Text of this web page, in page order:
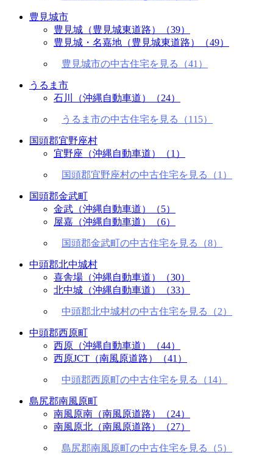
豊見城市
豊見城（豊見城東道路）
（39）
豊見城・名嘉地（豊見城東道路）
（49）
豊見城市の中古住宅を見る（41）
うるま市
石川（沖縄自動車道）
（24）
うるま市の中古住宅を見る（115）
国頭郡宜野座村
宜野座（沖縄自動車道）
（1）
国頭郡宜野座村の中古住宅を見る（1）
国頭郡金武町
金武（沖縄自動車道）
（5）
屋嘉（沖縄自動車道）
（6）
国頭郡金武町の中古住宅を見る（8）
中頭郡北中城村
喜舎場（沖縄自動車道）
（30）
北中城（沖縄自動車道）
（33）
中頭郡北中城村の中古住宅を見る（2）
中頭郡西原町
西原（沖縄自動車道）
（44）
西原JCT（南風原道路）
（41）
中頭郡西原町の中古住宅を見る（14）
島尻郡南風原町
南風原南（南風原道路）
（24）
南風原北（南風原道路）
（27）
島尻郡南風原町の中古住宅を見る（5）